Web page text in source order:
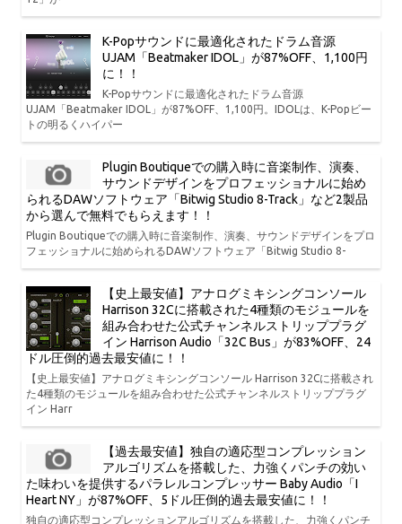
K-Popサウンドに最適化されたドラム音源
UJAM「Beatmaker IDOL」が87%OFF、1,100円
に！！
K-Popサウンドに最適化されたドラム音源
UJAM「Beatmaker IDOL」が87%OFF、1,100円。IDOLは、K-Popビー
トの明るくハイパー
Plugin Boutiqueでの購入時に音楽制作、演奏、
サウンドデザインをプロフェッショナルに始め
られるDAWソフトウェア「Bitwig Studio 8-Track」など2製品
から選んで無料でもらえます！！
Plugin Boutiqueでの購入時に音楽制作、演奏、サウンドデザインをプロ
フェッショナルに始められるDAWソフトウェア「Bitwig Studio 8-
【史上最安値】アナログミキシングコンソール
Harrison 32Cに搭載された4種類のモジュールを
組み合わせた公式チャンネルストリッププラグ
イン Harrison Audio「32C Bus」が83%OFF、24
ドル圧倒的過去最安値に！！
【史上最安値】アナログミキシングコンソール Harrison 32Cに搭載され
た4種類のモジュールを組み合わせた公式チャンネルストリッププラグ
イン Harr
【過去最安値】独自の適応型コンプレッション
アルゴリズムを搭載した、力強くパンチの効い
た味わいを提供するパラレルコンプレッサー Baby Audio「I
Heart NY」が87%OFF、5ドル圧倒的過去最安値に！！
独自の適応型コンプレッションアルゴリズムを搭載した、力強くパンチ